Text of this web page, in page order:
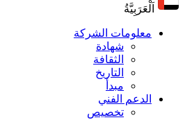
اَلْعَرَبِيَّةُ
معلومات الشركة
شهادة
الثقافة
التاريخ
مبدأ
الدعم الفني
تخصيص